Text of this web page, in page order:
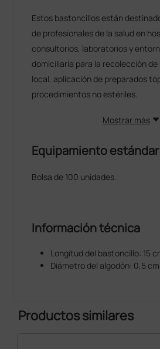
Estos bastoncillos están
de profesionales de la salud en
consultorios, laboratorios y
domiciliaria para la recolección
local, aplicación de preparados
procedimientos no estériles.
Mostrar más
Equipamiento estándar
Bolsa de 100 unidades.
Información técnica
Longitud del bastoncillo: 15
Diámetro del algodón: 0,5 cm
Productos similares